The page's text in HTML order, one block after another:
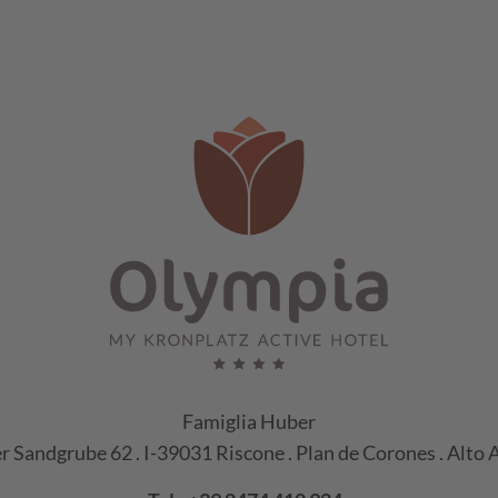
Famiglia Huber
Sandgrube 62 . I-39031 Riscone . Plan de Corones . Alto